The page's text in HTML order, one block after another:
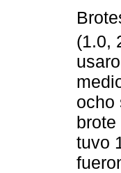
(1.0,
ocho
tuvo